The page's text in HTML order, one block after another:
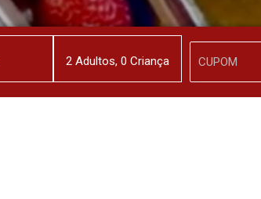
2Adultos, 0 Criança